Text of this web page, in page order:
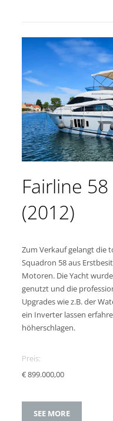
Fairline
(2012)
Zum Verkauf gelangt die
Squadron 58 aus
Motoren. Die Yacht
genutzt und die
Upgrades wie z.B. der
ein Inverter lassen
höherschlagen.
Preis:
€ 899.000,00
SEE MORE